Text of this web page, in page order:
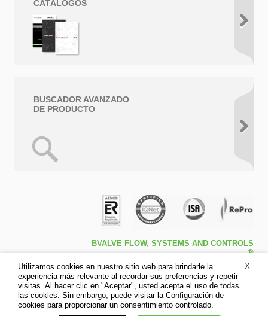
CATÁLOGOS
BUSCADOR AVANZADO
DE PRODUCTO
BVALVE FLOW, SYSTEMS AND CONTROLS
®
Travessa de Peralta 5ª – Pol. Ind. l1 46540 El
Puig (Valencia)
Tfno: +34 961.473.161
Fax: +34 961.473.170
Aviso legal
X
Utilizamos cookies en nuestro sitio web para brindarle la
experiencia más relevante al recordar sus preferencias y repetir
visitas. Al hacer clic en "Aceptar", usted acepta el uso de todas
las cookies. Sin embargo, puede visitar la Configuración de
cookies para proporcionar un consentimiento controlado.